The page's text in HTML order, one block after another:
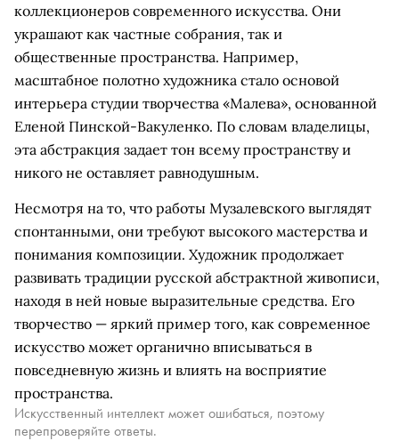
коллекционеров современного искусства. Они
украшают как частные собрания, так и
общественные пространства. Например,
масштабное полотно художника стало основой
интерьера студии творчества «Малева», основанной
Еленой Пинской-Вакуленко. По словам владелицы,
эта абстракция задает тон всему пространству и
никого не оставляет равнодушным.
Несмотря на то, что работы Музалевского выглядят
спонтанными, они требуют высокого мастерства и
понимания композиции. Художник продолжает
развивать традиции русской абстрактной живописи,
находя в ней новые выразительные средства. Его
творчество — яркий пример того, как современное
искусство может органично вписываться в
повседневную жизнь и влиять на восприятие
пространства.
Искусственный интеллект может ошибаться, поэтому
перепроверяйте ответы.